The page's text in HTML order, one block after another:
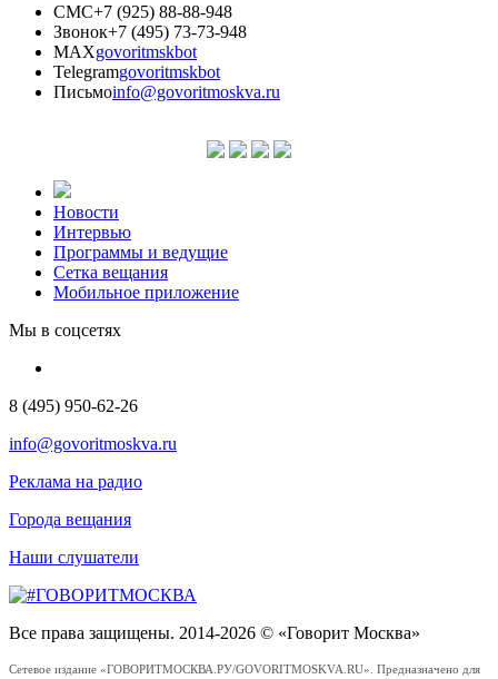
СМС+7 (925) 88-88-948
Звонок+7 (495) 73-73-948
MAXgovoritmskbot
Telegramgovoritmskbot
Письмоinfo@govoritmoskva.ru
Новости
Интервью
Программы и ведущие
Сетка вещания
Мобильное приложение
Мы в соцсетях
8 (495) 950-62-26
info@govoritmoskva.ru
Реклама на радио
Города вещания
Наши слушатели
Все права защищены. 2014-2026 © «Говорит Москва»
Сетевое издание «ГОВОРИТМОСКВА.РУ/GOVORITMOSKVA.RU». Предназначено для